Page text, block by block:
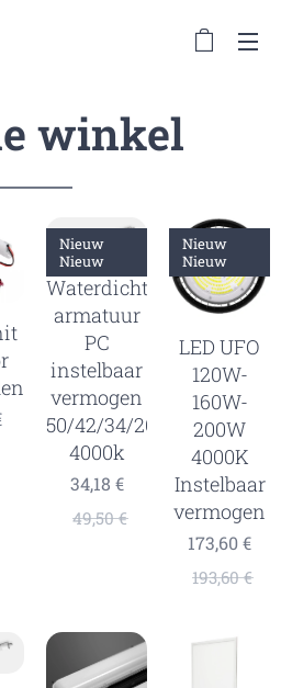
winkel
Waterdicht
armatuur
PC
instelbaar
vermogen
50/42/34/26w
4000k
Nieuw
Nieuw
34,18 €
49,50€
LED UFO
120W-
160W-
200W
4000K
Instelbaar
vermogen
Nieuw
Nieuw
173,60€
193,60€